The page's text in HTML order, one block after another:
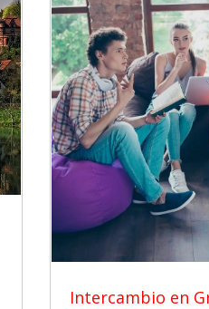
Intercambio en